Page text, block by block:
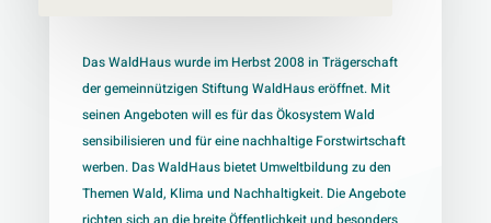
Das WaldHaus wurde im Herbst 2008 in Trägerschaft
der gemeinnützigen Stiftung WaldHaus eröffnet. Mit
seinen Angeboten will es für das Ökosystem Wald
sensibilisieren und für eine nachhaltige Forstwirtschaft
werben. Das WaldHaus bietet Umweltbildung zu den
Themen Wald, Klima und Nachhaltigkeit. Die Angebote